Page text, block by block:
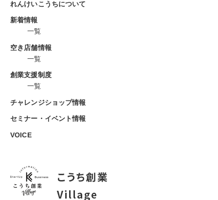
れんけいこうちについて
新着情報
一覧
空き店舗情報
一覧
創業支援制度
一覧
チャレンジショップ情報
セミナー・イベント情報
VOICE